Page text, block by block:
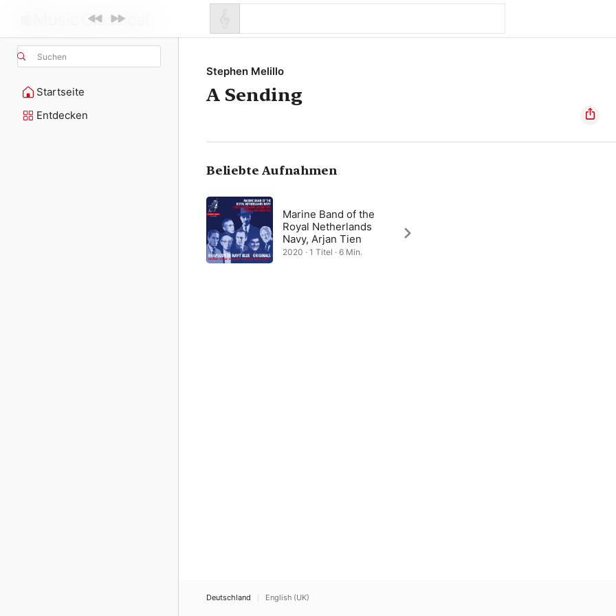
Suchen
Startseite
Entdecken
Stephen Melillo
A Sending
Beliebte Aufnahmen
Marine Band of the
Royal Netherlands
Navy, Arjan Tien
2020 · 1 Titel · 6 Min.
Deutschland English (UK)